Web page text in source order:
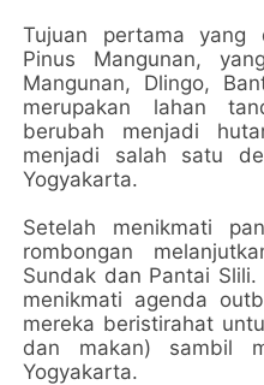
Tujuan pertama yang
Pinus Mangunan,
Mangunan, Dlingo,
merupakan lahan
berubah menjadi
menjadi salah satu
Yogyakarta.
Setelah menikmati
rombongan
Sundak dan Pantai
menikmati agenda
mereka beristirahat
dan makan) sambil
Yogyakarta.